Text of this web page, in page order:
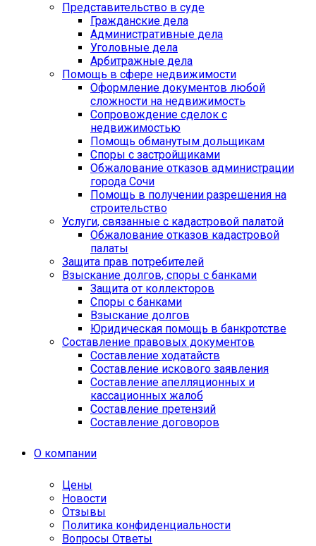
Представительство в суде
Гражданские дела
Административные дела
Уголовные дела
Арбитражные дела
Помощь в сфере недвижимости
Оформление документов любой
сложности на недвижимость
Сопровождение сделок с
недвижимостью
Помощь обманутым дольщикам
Споры с застройщиками
Обжалование отказов администрации
города Сочи
Помощь в получении разрешения на
строительство
Услуги, связанные с кадастровой палатой
Обжалование отказов кадастровой
палаты
Защита прав потребителей
Взыскание долгов, споры с банками
Защита от коллекторов
Споры с банками
Взыскание долгов
Юридическая помощь в банкротстве
Составление правовых документов
Составление ходатайств
Составление искового заявления
Составление апелляционных и
кассационных жалоб
Cоставление претензий
Составление договоров
О компании
Цены
Новости
Отзывы
Политика конфиденциальности
Вопросы Ответы